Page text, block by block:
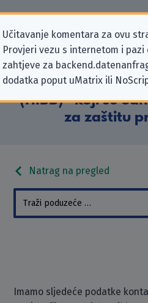
Učitavanje komentara za ovu
Provjeri vezu s internetom i pazi
zahtjeve za
dodatka poput uMatrix ili
Podaci kontakta
Institut für
(HIBB)” koji se
za zaštitu
Natrag na pregled
Imamo sljedeće podatke